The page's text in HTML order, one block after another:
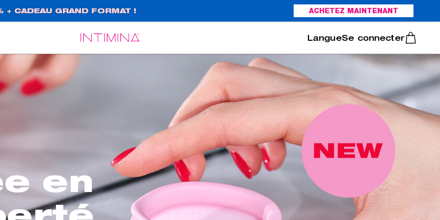
CADEAU GRAND FORMAT ! ACHETEZ MAINTENANT
Português
Se connecter
en